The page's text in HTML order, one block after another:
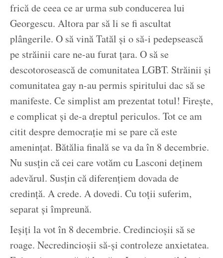
frică de ceea ce ar urma sub conducerea lui
Georgescu. Altora par să li se fi ascultat
plângerile. O să vină Tatăl și o să-i pedepsească
pe străinii care ne-au furat țara. O să se
descotorosească de comunitatea LGBT. Străinii și
comunitatea gay n-au permis spiritului dac să se
manifeste. Ce simplist am prezentat totul! Firește,
e complicat și de-a dreptul periculos. Tot ce am
citit despre democrație mi se pare că este
amenințat. Bătălia finală se va da în 8 decembrie.
Nu susțin că cei care votăm cu Lasconi deținem
adevărul. Susțin că diferențiem dovada de
credință. A crede. A dovedi. Cu toții suferim,
separat și împreună.
Ieșiți la vot în 8 decembrie. Credincioșii să se
roage. Necredincioșii să-și controleze anxietatea.